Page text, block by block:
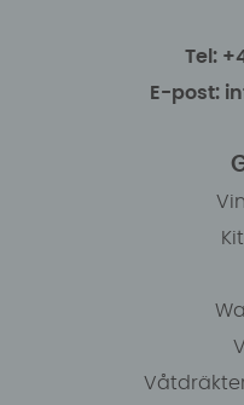
Tel:
E-post: